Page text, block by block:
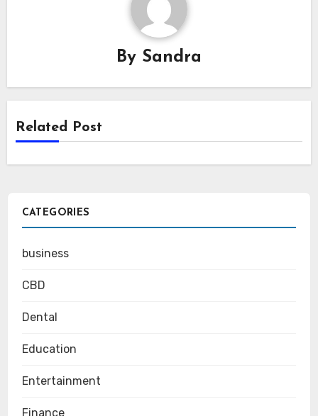
By Sandra
Related Post
CATEGORIES
business
CBD
Dental
Education
Entertainment
Finance